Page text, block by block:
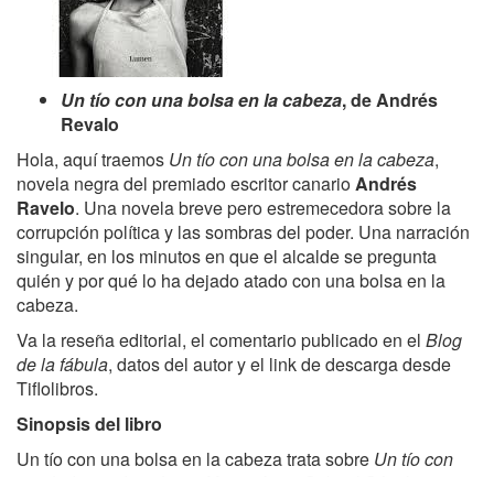
Un tío con una bolsa en la cabeza, de Andrés
Revalo
Hola, aquí traemos Un tío con una bolsa en la cabeza,
novela negra del premiado escritor canarioAndrés
Ravelo. Una novela breve pero estremecedora sobre la
corrupción política y las sombras del poder. Una narración
singular, en los minutos en que el alcalde se pregunta
quién y por qué lo ha dejado atado con una bolsa en la
cabeza.
Va la reseña editorial, el comentario publicado en el Blog
de la fábula, datos del autor y el link de descarga desde
Tiflolibros.
Sinopsis del libro
Un tío con una bolsa en la cabeza trata sobre Un tío con